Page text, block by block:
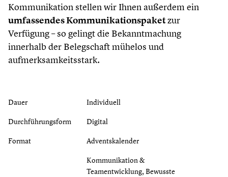
Kommunikation stellen wir Ihnen außerdem ein
umfassendes Kommunikationspaketzur
Verfügung – so gelingt die Bekanntmachung
innerhalb der Belegschaft mühelos und
aufmerksamkeitsstark.
Dauer
Individuell
Durchführungsform
Digital
Format
Adventskalender
Kommunikation &
Teamentwicklung, Bewusste